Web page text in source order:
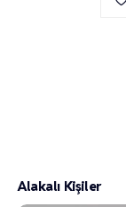
Alakalı Kişiler